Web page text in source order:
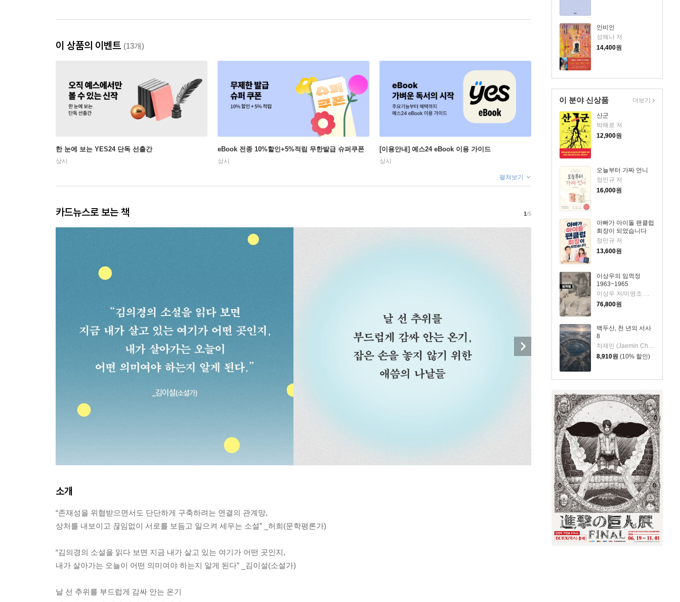
인비인
성해나 저
14,400원
이 분야 신상품
산군
박해로 저
12,900원
오늘부터 가짜 언니
정민규 저
16,000원
아빠가 아이돌 팬클럽
회장이 되었습니다
정민규 저
13,600원
이상우의 임꺽정
1963~1965
76,800원
백두산, 천 년의 서사
8
차재민 (Jaemin Cha) 저
8,910원 (10% 할인)
더보기
이 상품의 이벤트 (13개)
한 눈에 보는 YES24 단독 선출간
상시
eBook 전종 10%할인+5%적립 무한발급 슈퍼쿠폰
상시
[이용안내] 예스24 eBook 이용 가이드
상시
펼쳐보기
카드뉴스로 보는 책 1/5
소개
“존재성을 위협받으면서도 단단하게 구축하려는 연결의 관계망,
상처를 내보이고 끊임없이 서로를 보듬고 일으켜 세우는 소설” _허희(문학평론가)
“김의경의 소설을 읽다 보면 지금 내가 살고 있는 여기가 어떤 곳인지,
내가 살아가는 오늘이 어떤 의미여야 하는지 알게 된다” _김이설(소설가)
날 선 추위를 부드럽게 감싸 안는 온기